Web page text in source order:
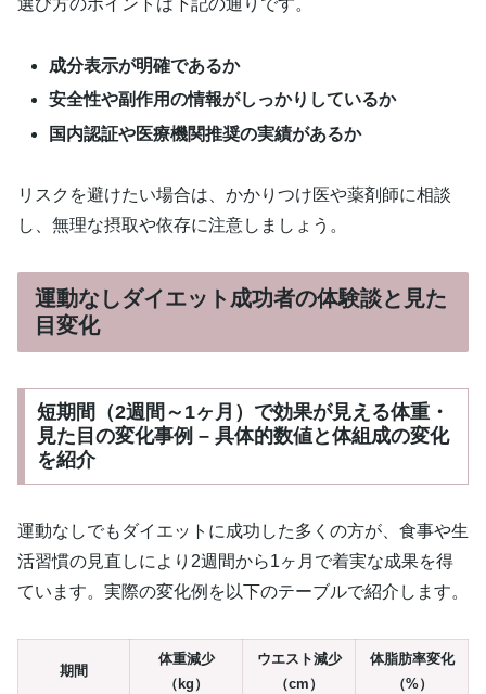
選び方のポイントは下記の通りです。
成分表示が明確であるか
安全性や副作用の情報がしっかりしているか
国内認証や医療機関推奨の実績があるか
リスクを避けたい場合は、かかりつけ医や薬剤師に相談
し、無理な摂取や依存に注意しましょう。
運動なしダイエット成功者の体験談と見た
目変化
短期間（2週間～1ヶ月）で効果が見える体重・
見た目の変化事例 – 具体的数値と体組成の変化
を紹介
運動なしでもダイエットに成功した多くの方が、食事や生
活習慣の見直しにより2週間から1ヶ月で着実な成果を得
ています。実際の変化例を以下のテーブルで紹介します。
期間
体重減少
（kg）
ウエスト減少
（cm）
体脂肪率変化
（%）